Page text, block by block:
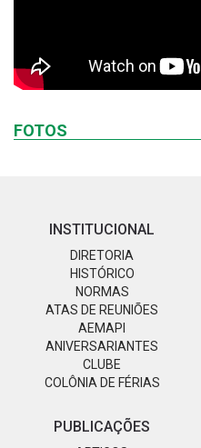
FOTOS
INSTITUCIONAL
DIRETORIA
HISTÓRICO
NORMAS
ATAS DE REUNIÕES
AEMAPI
ANIVERSARIANTES
CLUBE
COLÔNIA DE FÉRIAS
PUBLICAÇÕES